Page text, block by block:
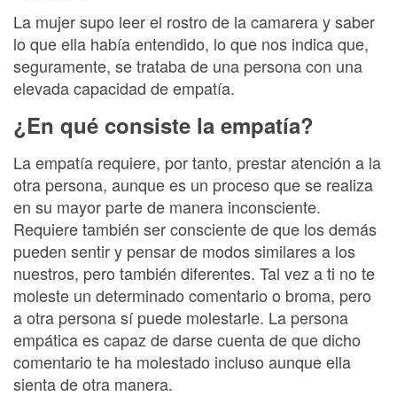
La mujer supo leer el rostro de la camarera y saber
lo que ella había entendido, lo que nos indica que,
seguramente, se trataba de una persona con una
elevada capacidad de empatía.
¿En qué consiste la empatía?
La empatía requiere, por tanto, prestar atención a la
otra persona, aunque es un proceso que se realiza
en su mayor parte de manera inconsciente.
Requiere también ser consciente de que los demás
pueden sentir y pensar de modos similares a los
nuestros, pero también diferentes. Tal vez a ti no te
moleste un determinado comentario o broma, pero
a otra persona sí puede molestarle. La persona
empática es capaz de darse cuenta de que dicho
comentario te ha molestado incluso aunque ella
sienta de otra manera.